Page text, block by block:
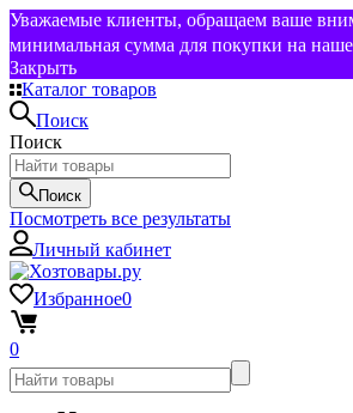
Уважаемые клиенты, обращаем ваше
минимальная сумма для покупки на
Закрыть
Каталог товаров
Поиск
Поиск
Поиск
Посмотреть все результаты
Личный кабинет
Избранное0
0